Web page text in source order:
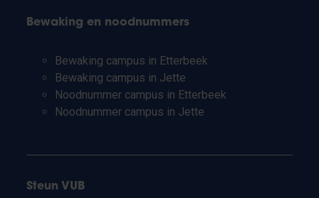
Bewaking en noodnummers
Bewaking campus in Etterbeek
Bewaking campus in Jette
Noodnummer campus in Etterbeek
Noodnummer campus in Jette
Steun VUB